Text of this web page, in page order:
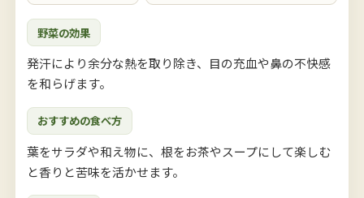
野菜の効果
発汗により余分な熱を取り除き、目の充血や鼻の不快感
を和らげます。
おすすめの食べ方
葉をサラダや和え物に、根をお茶やスープにして楽しむ
と香りと苦味を活かせます。